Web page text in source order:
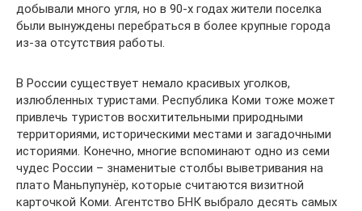
добывали много угля, но в 90-х годах жители поселка
были вынуждены перебраться в более крупные города
из-за отсутствия работы.
В России существует немало красивых уголков,
излюбленных туристами. Республика Коми тоже может
привлечь туристов восхитительными природными
территориями, историческими местами и загадочными
историями. Конечно, многие вспоминают одно из семи
чудес России – знаменитые столбы выветривания на
плато Маньпупунёр, которые считаются визитной
карточкой Коми. Агентство БНК выбрало десять самых